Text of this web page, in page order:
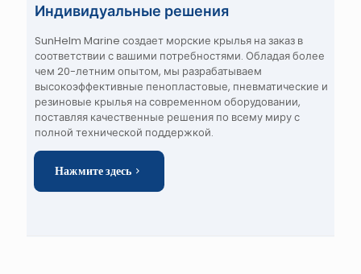
Индивидуальные решения
SunHelm Marine создает морские крылья на заказ в
соответствии с вашими потребностями. Обладая более
чем 20-летним опытом, мы разрабатываем
высокоэффективные пенопластовые, пневматические и
резиновые крылья на современном оборудовании,
поставляя качественные решения по всему миру с
полной технической поддержкой.
Нажмите здесь